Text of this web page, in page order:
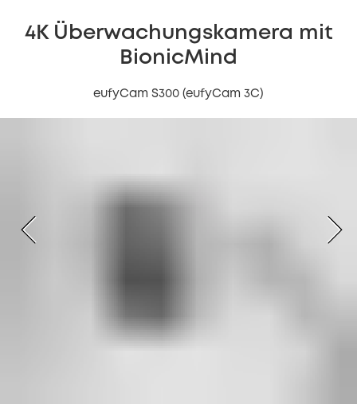
4K Überwachungskamera mit
BionicMind
eufyCam S300 (eufyCam 3C)